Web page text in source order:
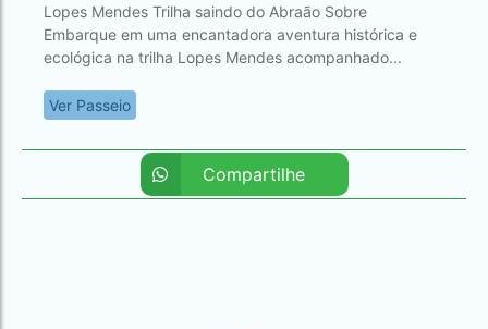
Lopes Mendes Trilha saindo do Abraão Sobre
Embarque em uma encantadora aventura histórica e
ecológica na trilha Lopes Mendes acompanhado...
Ver Passeio
Compartilhe